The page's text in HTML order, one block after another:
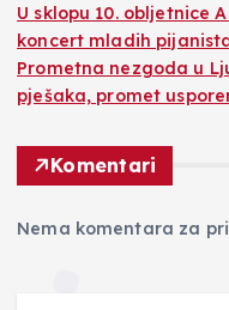
U sklopu 10. obljetnice
koncert mladih
Prometna nezgoda u
pješaka, promet
Komentari
Nema komentara za